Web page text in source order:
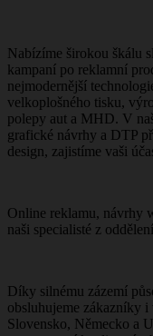
Nabízíme širokou škálu
kampaní po reklamní
nejmodernější
velkoplošného tisku,
polepy aut a MHD. V
grafické návrhy a DTP
design, zajistíme vaši
Online reklamu, návrhy
naši specialisté z
Díky silnému zázemí
obsluhujeme zákazníky
Slovensko, Německo a